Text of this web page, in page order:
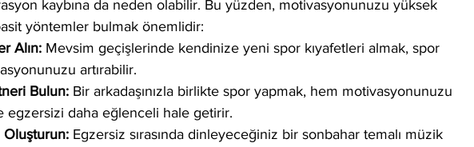
kaybına da neden olabilir. Bu yüzden, motivasyonunuzu yüksek
yöntemler bulmak önemlidir:
Alın: Mevsim geçişlerinde kendinize yeni spor kıyafetleri almak, spor
artırabilir.
Bulun: Bir arkadaşınızla birlikte spor yapmak, hem motivasyonunuzu
egzersizi daha eğlenceli hale getirir.
Oluşturun: Egzersiz sırasında dinleyeceğiniz bir sonbahar temalı müzik